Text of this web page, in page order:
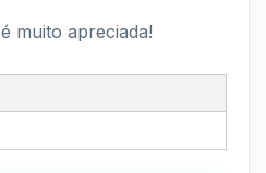
muito apreciada!